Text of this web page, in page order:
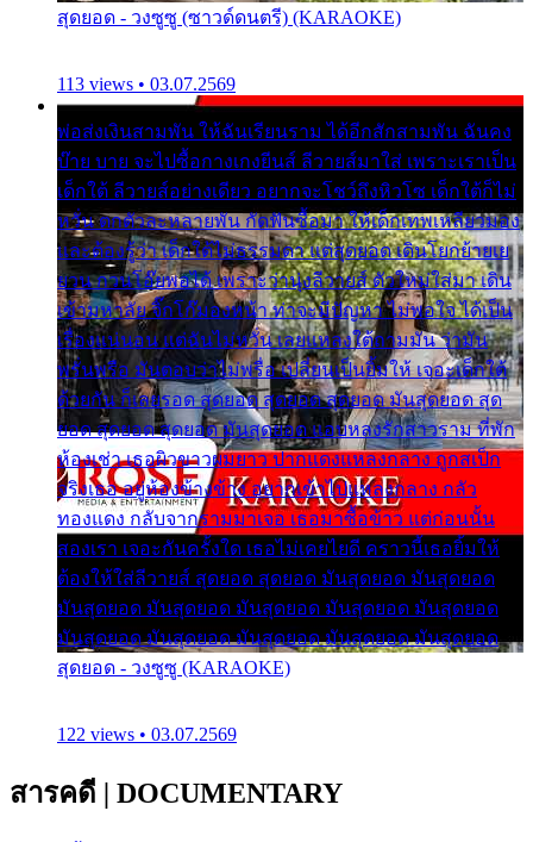
สุดยอด - วงซูซู (ซาวด์ดนตรี) (KARAOKE)
113 views • 03.07.2569
พ่อส่งเงินสามพัน ให้ฉันเรียนราม ได้อีกสักสามพัน ฉันคง
บ๊าย บาย จะไปซื้อกางเกงยีนส์ ลีวายส์มาใส่ เพราะเราเป็น
เด็กใต้ ลีวายส์อย่างเดียว อยากจะโชว์ถึงหิวโซ เด็กใต้ก็ไม่
หวั่น ตกตัวละหลายพัน กัดฟันซื้อมา ให้เด็กเทพเหลียวมอง
และต้องรู้ว่า เด็กใต้ไม่ธรรมดา แต่สุดยอด เดินโยกย้ายเย
ยวน กวนโอ๊ยพอได้ เพราะว่านุ่งลีวายส์ ตัวใหม่ใส่มา เดิน
เข้ามหาลัย จิ๊กโก๊มองหน้า ท่าจะมีปัญหา ไม่พอใจ ได้เป็น
เรื่องแน่นอน แต่ฉันไม่หวั่น เลยแหลงใต้ถามมัน ว่ามัน
พรั่นพรือ มันตอบว่าไม่พรื่อ เปลี่ยนเป็นยิ้มให้ เจอะเด็กใต้
ด้วยกัน ก็เลยรอด สุดยอด สุดยอด สุดยอด มันสุดยอด สุด
ยอด สุดยอด สุดยอด มันสุดยอด แอบหลงรักสาวราม ที่พัก
ห้องเช่า เธอผิวขาวผมยาว ปากแดงแหลงกลาง ถูกสเป็ก
จริงเธอ อยู่ห้องข้างข้าง อยากเข้าไปแหลงกลาง กลัว
ทองแดง กลับจากรามมาเจอ เธอมาซื้อข้าว แต่ก่อนนั้น
สองเรา เจอะกันครั้งใด เธอไม่เคยไยดี คราวนี้เธอยิ้มให้
ต้องให้ใส่ลีวายส์ สุดยอด สุดยอด มันสุดยอด มันสุดยอด
มันสุดยอด มันสุดยอด มันสุดยอด มันสุดยอด มันสุดยอด
มันสุดยอด มันสุดยอด มันสุดยอด มันสุดยอด มันสุดยอด
สุดยอด - วงซูซู (KARAOKE)
122 views • 03.07.2569
สารคดี | DOCUMENTARY